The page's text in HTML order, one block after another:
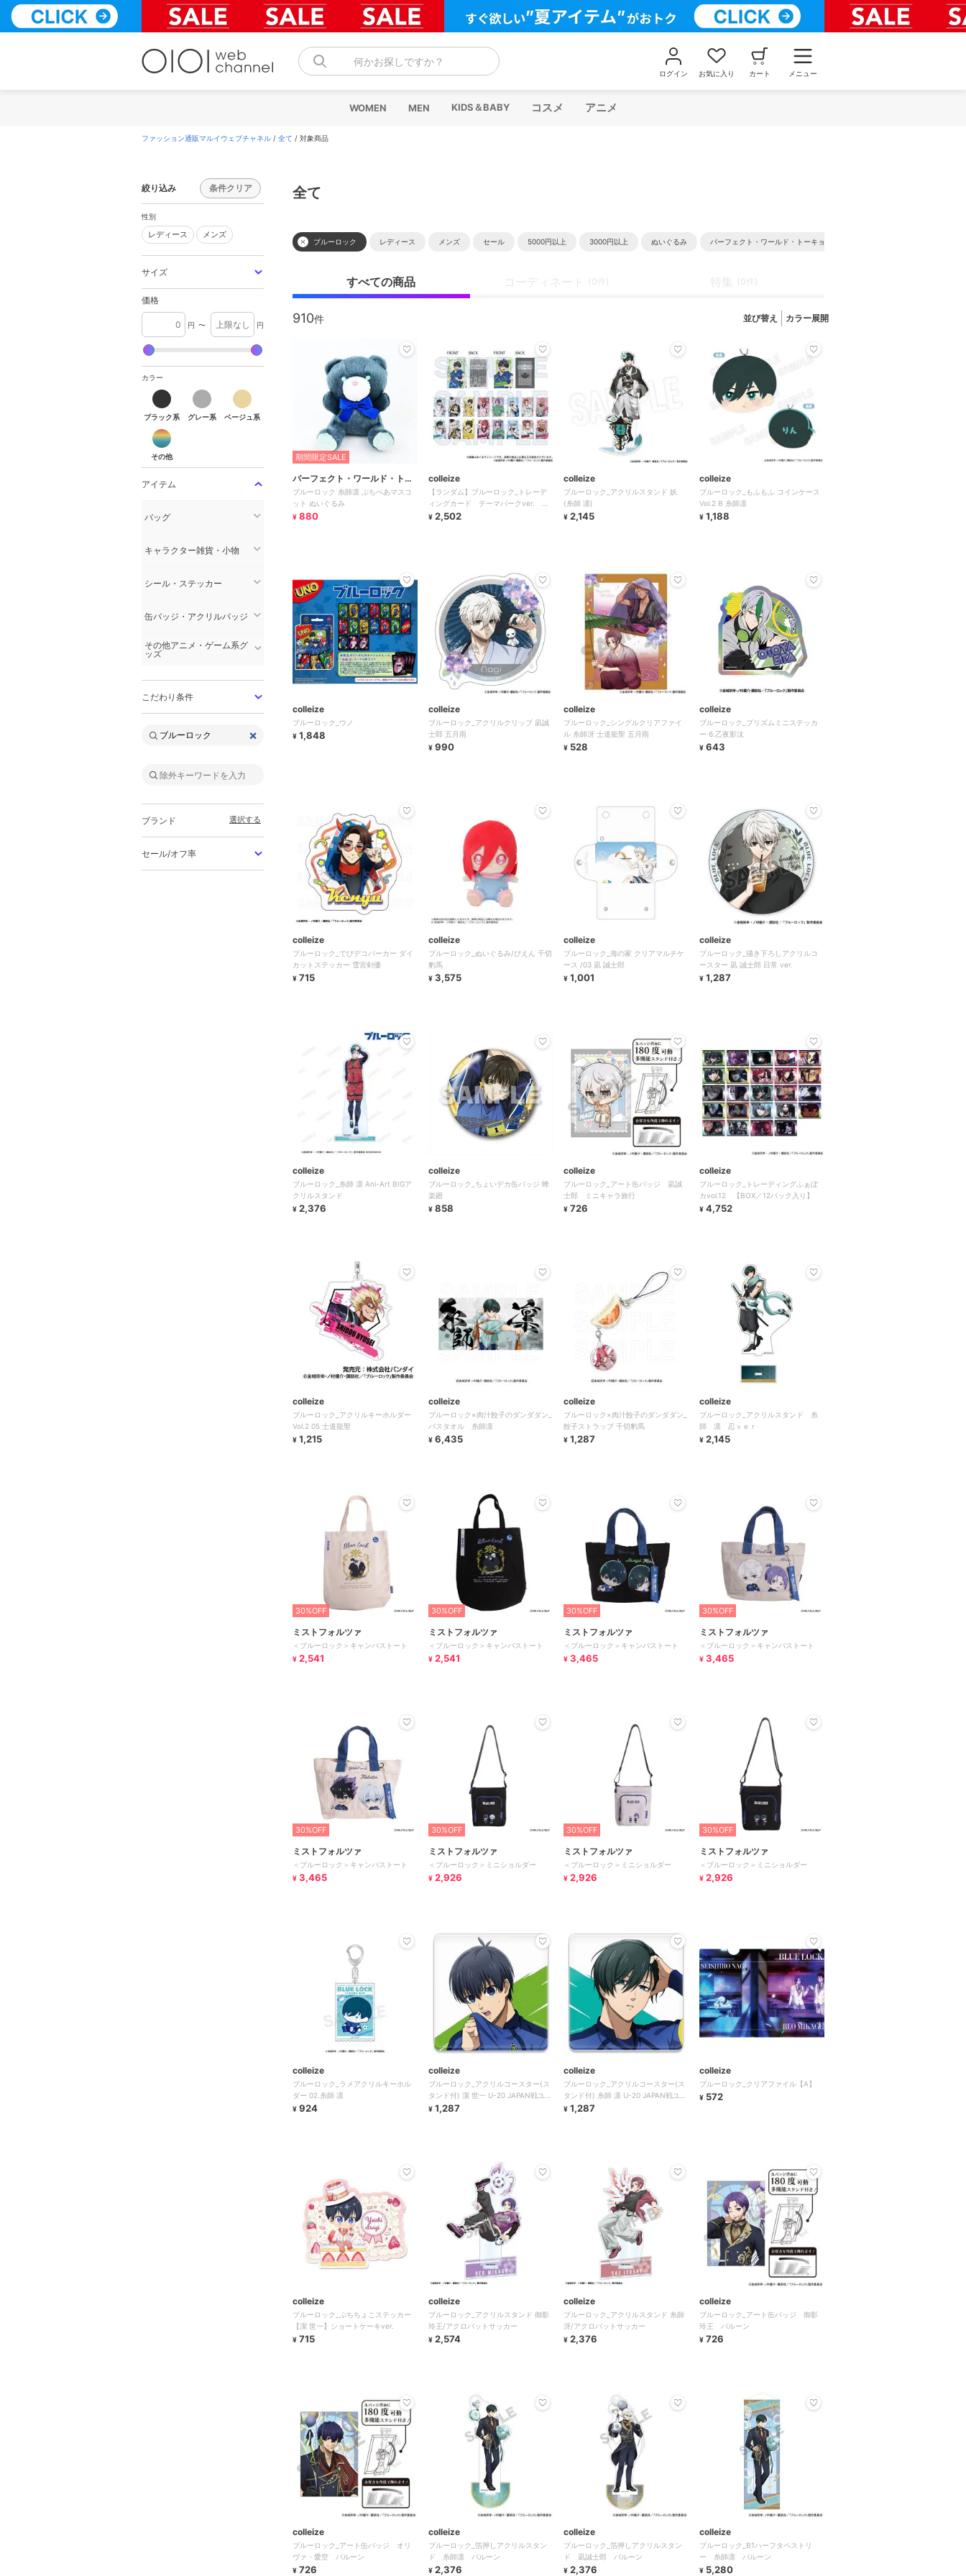
テ
何かお探しですか？
ログイン お気に入り カート メニュー
WOMEN MEN KIDS＆BABY コスメ アニメ
ファッション通販マルイウェブチャネル / 全て / 対象商品
絞り込み 条件クリア
性別
レディース メンズ
サイズ
価格
円 〜 円
カラー
ブラック系 グレー系 ベージュ系
その他
アイテム
バッグ
キャラクター雑貨・小物
シール・ステッカー
缶バッジ・アクリルバッジ
その他アニメ・ゲーム系グ
ッズ
こだわり条件
×
ブランド 選択する
セール/オフ率
全て
ブルーロック レディース メンズ セール 5000円以上 3000円以上 ぬいぐるみ パーフェクト・ワールド・トーキョー
すべての商品 コーディネート (0件) 特集 (0件)
910 並び替え カラー展開
期間限定SALE
パーフェクト・ワールド・トー
キョー
ブルーロック 糸師凛 ぷちべあマスコ
ット ぬいぐるみ
¥ 880
colleize
【ランダム】ブルーロック_トレーデ
ィングカード テーマパークver.
【BOX／5パック入り】
¥ 2,502
colleize
ブルーロック_アクリルスタンド 妖
(糸師 凛)
¥ 2,145
colleize
ブルーロック_もふもふ コインケース
Vol.2 B 糸師凛
¥ 1,188
colleize
ブルーロック_ウノ
¥ 1,848
colleize
ブルーロック_アクリルクリップ 凪誠
士郎 五月雨
¥ 990
colleize
ブルーロック_シングルクリアファイ
ル 糸師冴 士道龍聖 五月雨
¥ 528
colleize
ブルーロック_プリズムミニステッカ
ー 6.乙夜影汰
¥ 643
colleize
ブルーロック_でびデコパーカー ダイ
カットステッカー 雪宮剣優
¥ 715
colleize
ブルーロック_ぬいぐるみ/ぴえん 千切
豹馬
¥ 3,575
colleize
ブルーロック_海の家 クリアマルチケ
ース /03 凪 誠士郎
¥ 1,001
colleize
ブルーロック_描き下ろしアクリルコ
ースター 凪 誠士郎 日常 ver.
¥ 1,287
colleize
ブルーロック_糸師 凛 Ani-Art BIGア
クリルスタンド
¥ 2,376
colleize
ブルーロック_ちょいデカ缶バッジ 蜂
楽廻
¥ 858
colleize
ブルーロック_アート缶バッジ 凪誠
士郎 ミニキャラ旅行
¥ 726
colleize
ブルーロック_トレーディングふぁぼ
カvol.12 【BOX／12パック入り】
¥ 4,752
colleize
ブルーロック_アクリルキーホルダー
Vol.2 05 士道龍聖
¥ 1,215
colleize
ブルーロック×肉汁餃子のダンダダン_
バスタオル 糸師凛
¥ 6,435
colleize
ブルーロック×肉汁餃子のダンダダン_
餃子ストラップ 千切豹馬
¥ 1,287
colleize
ブルーロック_アクリルスタンド 糸
師 凛 忍ｖｅｒ
¥ 2,145
30%OFF
ミストフォルツァ
＜ブルーロック＞キャンバストート
¥ 2,541
30%OFF
ミストフォルツァ
＜ブルーロック＞キャンバストート
¥ 2,541
30%OFF
ミストフォルツァ
＜ブルーロック＞キャンバストート
¥ 3,465
30%OFF
ミストフォルツァ
＜ブルーロック＞キャンバストート
¥ 3,465
30%OFF
ミストフォルツァ
＜ブルーロック＞キャンバストート
¥ 3,465
30%OFF
ミストフォルツァ
＜ブルーロック＞ミニショルダー
¥ 2,926
30%OFF
ミストフォルツァ
＜ブルーロック＞ミニショルダー
¥ 2,926
30%OFF
ミストフォルツァ
＜ブルーロック＞ミニショルダー
¥ 2,926
colleize
ブルーロック_ラメアクリルキーホル
ダー 02.糸師 凛
¥ 924
colleize
ブルーロック_アクリルコースター(ス
タンド付) 潔 世一 U-20 JAPAN戦ユニ
フォームver.
¥ 1,287
colleize
ブルーロック_アクリルコースター(ス
タンド付) 糸師 凛 U-20 JAPAN戦ユニ
フォームver.
¥ 1,287
colleize
ブルーロック_クリアファイル【A】
¥ 572
colleize
ブルーロック_ぷちちょこステッカー
【潔 世一】ショートケーキver.
¥ 715
colleize
ブルーロック_アクリルスタンド 御影
玲王/アクロバットサッカー
¥ 2,574
colleize
ブルーロック_アクリルスタンド 糸師
冴/アクロバットサッカー
¥ 2,376
colleize
ブルーロック_アート缶バッジ 御影
玲王 バルーン
¥ 726
colleize
ブルーロック_アート缶バッジ オリ
ヴァ・愛空 バルーン
¥ 726
colleize
ブルーロック_箔押しアクリルスタン
ド 糸師凛 バルーン
¥ 2,376
colleize
ブルーロック_箔押しアクリルスタン
ド 凪誠士郎 バルーン
¥ 2,376
colleize
ブルーロック_B1ハーフタペストリ
ー 糸師凛 バルーン
¥ 5,280